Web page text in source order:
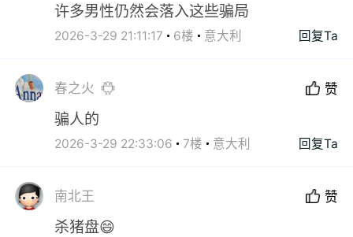
许多男性仍然会落入这些骗局
2026-3-29 21:11:17 6楼 意大利 回复Ta
春之火 赞
骗人的
2026-3-29 22:33:06 7楼 意大利 回复Ta
南北王 赞
杀猪盘😄